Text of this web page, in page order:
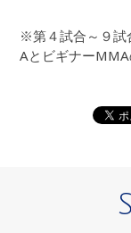
※第４試合～９試
AとビギナーMMA